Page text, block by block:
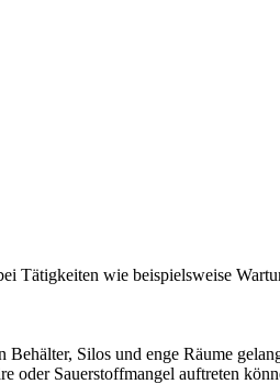
Tätigkeiten wie beispielsweise
Silos und enge Räume
oder Sauerstoffmangel auftreten